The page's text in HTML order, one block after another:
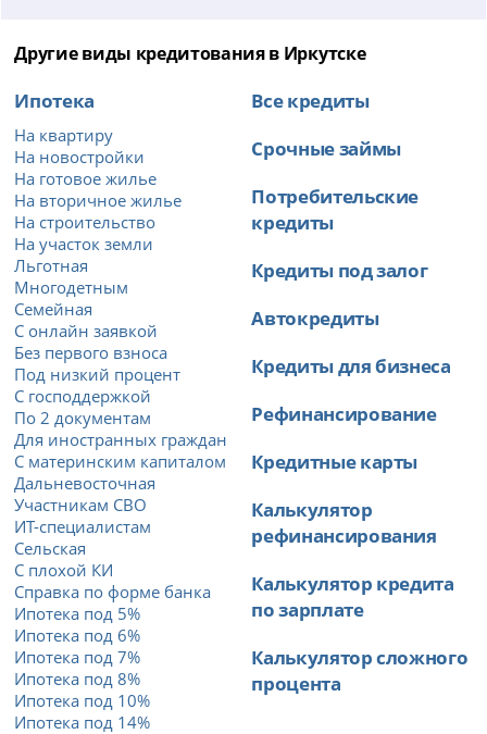
Другие виды кредитования в Иркутске
Ипотека
На квартиру
На новостройки
На готовое жилье
На вторичное жилье
На строительство
На участок земли
Льготная
Многодетным
Семейная
С онлайн заявкой
Без первого взноса
Под низкий процент
С господдержкой
По 2 документам
Для иностранных граждан
С материнским капиталом
Дальневосточная
Участникам СВО
ИТ-специалистам
Сельская
С плохой КИ
Справка по форме банка
Ипотека под 5%
Ипотека под 6%
Ипотека под 7%
Ипотека под 8%
Ипотека под 10%
Ипотека под 14%
Все кредиты
Срочные займы
Потребительские
кредиты
Кредиты под залог
Автокредиты
Кредиты для бизнеса
Рефинансирование
Кредитные карты
Калькулятор
рефинансирования
Калькулятор кредита
по зарплате
Калькулятор сложного
процента